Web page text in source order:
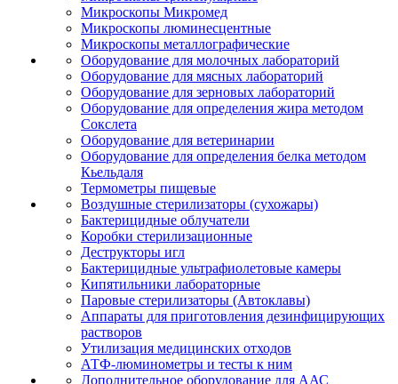
Микроскопы Микромед
Микроскопы люминесцентные
Микроскопы металлографические
Оборудование для молочных лабораторий
Оборудование для мясных лабораторий
Оборудование для зерновых лабораторий
Оборудование для определения жира методом
Сокслета
Оборудование для ветеринарии
Оборудование для определения белка методом
Кьельдаля
Термометры пищевые
Воздушные стерилизаторы (сухожары)
Бактерицидные облучатели
Коробки стерилизационные
Деструкторы игл
Бактерицидные ультрафиолетовые камеры
Кипятильники лабораторные
Паровые стерилизаторы (Автоклавы)
Аппараты для приготовления дезинфицирующих
растворов
Утилизация медицинских отходов
АТФ-люминометры и тесты к ним
Дополнительное оборудование для ААС